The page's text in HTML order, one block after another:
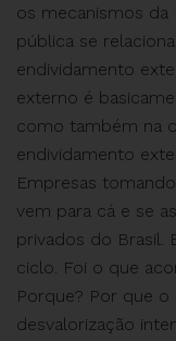
os mecanismos da
pública se
endividamento
externo é
como também na
endividamento
Empresas
vem para cá e se
privados do Brasil.
ciclo. Foi o que
Porque? Por que o
desvalorização